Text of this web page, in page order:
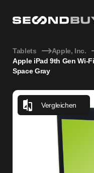
Tablets
Apple, Inc.
Apple iPad 9th Gen Wi-
Space Gray
Vergleichen